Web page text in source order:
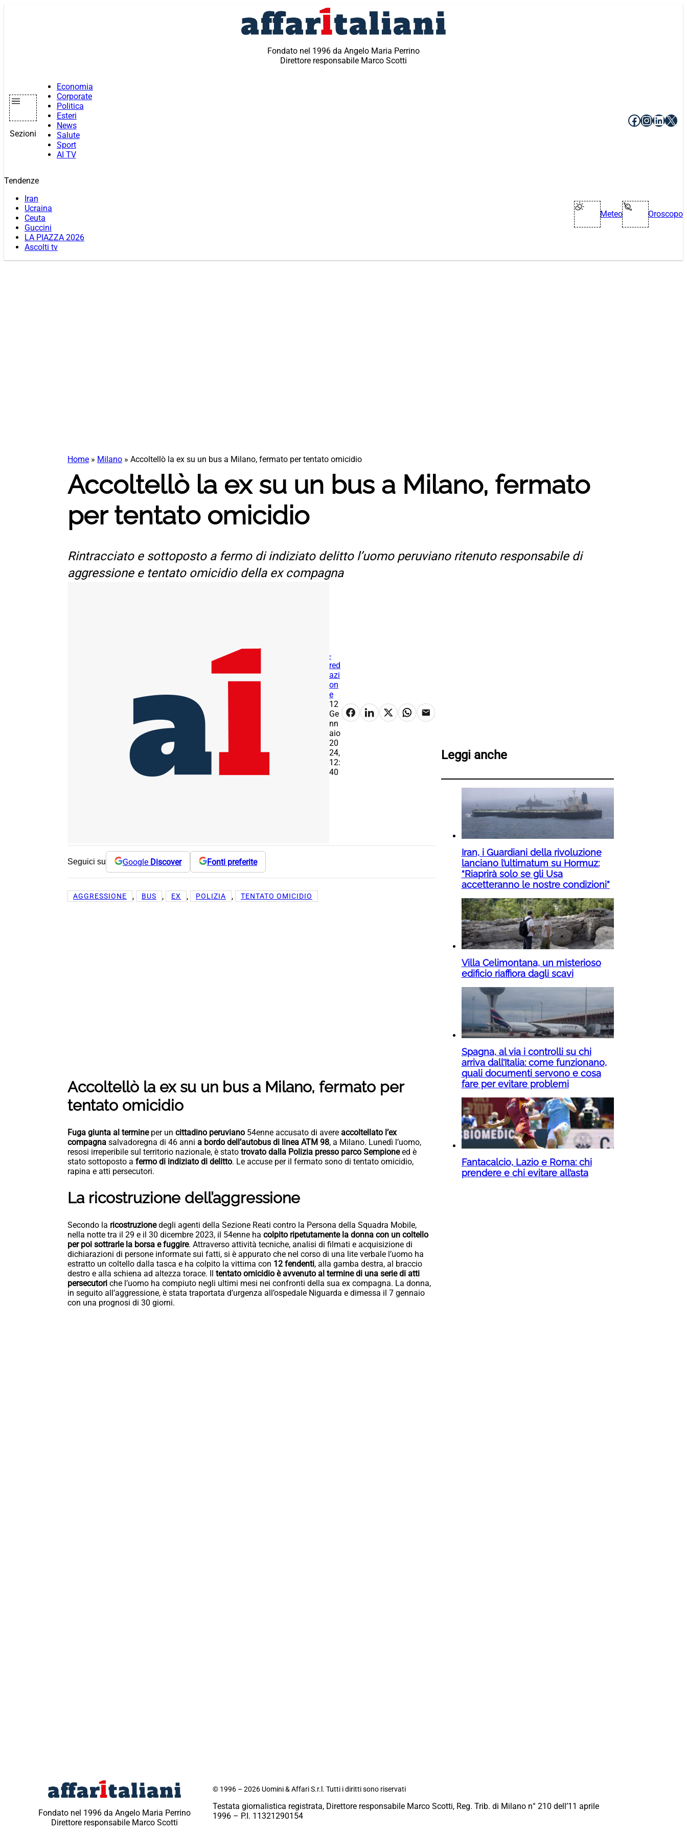
Fondato nel 1996 da Angelo Maria Perrino
Direttore responsabile Marco Scotti
Sezioni
Economia
Corporate
Politica
Esteri
News
Salute
Sport
AI TV
Facebook
X
Tendenze
Iran
Ucraina
Ceuta
Guccini
LA PIAZZA 2026
Ascolti tv
Meteo Oroscopo
Home » Milano » Accoltellò la ex su un bus a Milano, fermato per tentato omicidio
Accoltellò la ex su un bus a Milano, fermato
per tentato omicidio
Rintracciato e sottoposto a fermo di indiziato delitto l’uomo peruviano ritenuto responsabile di
aggressione e tentato omicidio della ex compagna
-
red
azi
on
e
12
Ge
nn
aio
20
24,
12:
40
Seguici su Google Discover Fonti preferite
AGGRESSIONE , BUS , EX , POLIZIA , TENTATO OMICIDIO
Accoltellò la ex su un bus a Milano, fermato per
tentato omicidio
Fuga giunta al termine per un cittadino peruviano 54enne accusato di avere accoltellato l’ex
compagna salvadoregna di 46 anni a bordo dell’autobus di linea ATM 98, a Milano. Lunedì l’uomo,
resosi irreperibile sul territorio nazionale, è stato trovato dalla Polizia presso parco Sempioneed è
stato sottoposto a fermo di indiziato di delitto. Le accuse per il fermato sono di tentato omicidio,
rapina e atti persecutori.
La ricostruzione dell’aggressione
Secondo la ricostruzionedegli agenti della Sezione Reati contro la Persona della Squadra Mobile,
nella notte tra il 29 e il 30 dicembre 2023, il 54enne ha colpito ripetutamente la donna con un coltello
per poi sottrarle la borsa e fuggire. Attraverso attività tecniche, analisi di filmati e acquisizione di
dichiarazioni di persone informate sui fatti, si è appurato che nel corso di una lite verbale l’uomo ha
estratto un coltello dalla tasca e ha colpito la vittima con 12 fendenti, alla gamba destra, al braccio
destro e alla schiena ad altezza torace. Il tentato omicidio è avvenuto al termine di una serie di atti
persecutori che l’uomo ha compiuto negli ultimi mesi nei confronti della sua ex compagna. La donna,
in seguito all’aggressione, è stata traportata d’urgenza all’ospedale Niguarda e dimessa il 7 gennaio
con una prognosi di 30 giorni.
Leggi anche
Iran, i Guardiani della rivoluzione
lanciano l’ultimatum su Hormuz:
“Riaprirà solo se gli Usa
accetteranno le nostre condizioni”
Villa Celimontana, un misterioso
edificio riaffiora dagli scavi
Spagna, al via i controlli su chi
arriva dall’Italia: come funzionano,
quali documenti servono e cosa
fare per evitare problemi
Fantacalcio, Lazio e Roma: chi
prendere e chi evitare all’asta
Fondato nel 1996 da Angelo Maria Perrino
Direttore responsabile Marco Scotti
© 1996 – 2026 Uomini & Affari S.r.l. Tutti i diritti sono riservati
Testata giornalistica registrata, Direttore responsabile Marco Scotti, Reg. Trib. di Milano n° 210 dell’11 aprile
1996 – P.I. 11321290154